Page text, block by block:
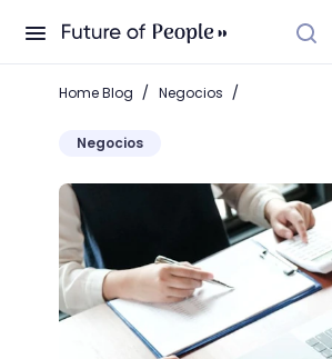
Home Blog / Negocios /
Negocios
Vuélvete un shareholder y